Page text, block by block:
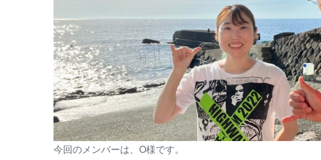
今回のメンバーは、O様です。